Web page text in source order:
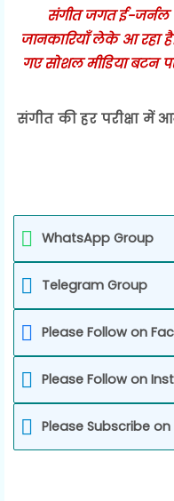
संगीत जगत ई-जर्नल
जानकारियाँ लेके आ रहा
गए सोशल मीडिया बटन
संगीत की हर परीक्षा में
WhatsApp Group
Telegram Group
Please Follow on
Please Follow on
Please Subscribe